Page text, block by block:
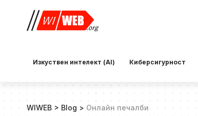
Изкуствен интелект (AI) Киберсигурност
WIWEB > Blog > Онлайн печалби